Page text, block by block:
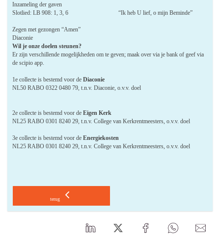
Inzameling der gaven
Slotlied: LB 908: 1, 3, 6 “Ik heb U lief, o mijn Beminde”
Zegen met gezongen “Amen”
Diaconie
Wil je onze doelen steunen?
Er zijn verschillende mogelijkheden om te geven; maak over via je bank of geef via
de scipio app.
1e collecte is bestemd voor deDiaconie
NL50 RABO 0322 0480 79, t.n.v. Diaconie, o.v.v. doel
2e collecte is bestemd voor deEigen Kerk
NL25 RABO 0301 8240 29, t.n.v. College van Kerkrentmeesters, o.v.v. doel
3e collecte is bestemd voor deEnergiekosten
NL25 RABO 0301 8240 29, t.n.v. College van Kerkrentmeesters, o.v.v. doel
terug